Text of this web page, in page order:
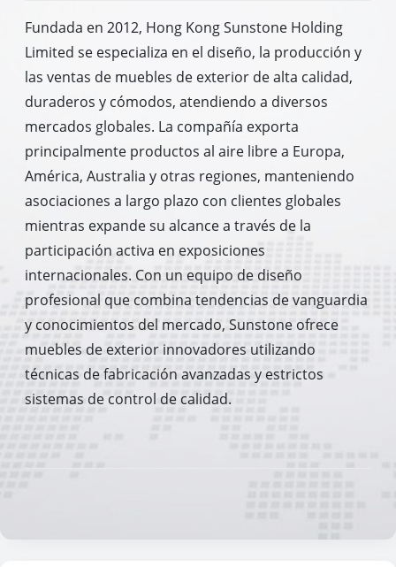
Fundada en 2012, Hong Kong Sunstone Holding
Limited se especializa en el diseño, la producción y
las ventas de muebles de exterior de alta calidad,
duraderos y cómodos, atendiendo a diversos
mercados globales. La compañía exporta
principalmente productos al aire libre a Europa,
América, Australia y otras regiones, manteniendo
asociaciones a largo plazo con clientes globales
mientras expande su alcance a través de la
participación activa en exposiciones
internacionales. Con un equipo de diseño
profesional que combina tendencias de vanguardia
y conocimientos del mercado, Sunstone ofrece
muebles de exterior innovadores utilizando
técnicas de fabricación avanzadas y estrictos
sistemas de control de calidad.